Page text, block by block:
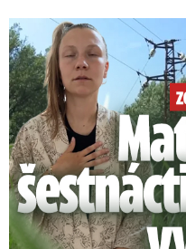
Smrtelný pád chlapce: